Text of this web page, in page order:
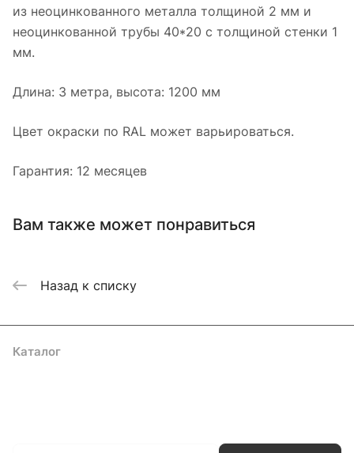
из неоцинкованного металла толщиной 2 мм и
неоцинкованной трубы 40*20 с толщиной стенки 1
мм.
Длина: 3 метра, высота: 1200 мм
Цвет окраски по RAL может варьироваться.
Гарантия: 12 месяцев
Вам также может понравиться
Назад к списку
Каталог